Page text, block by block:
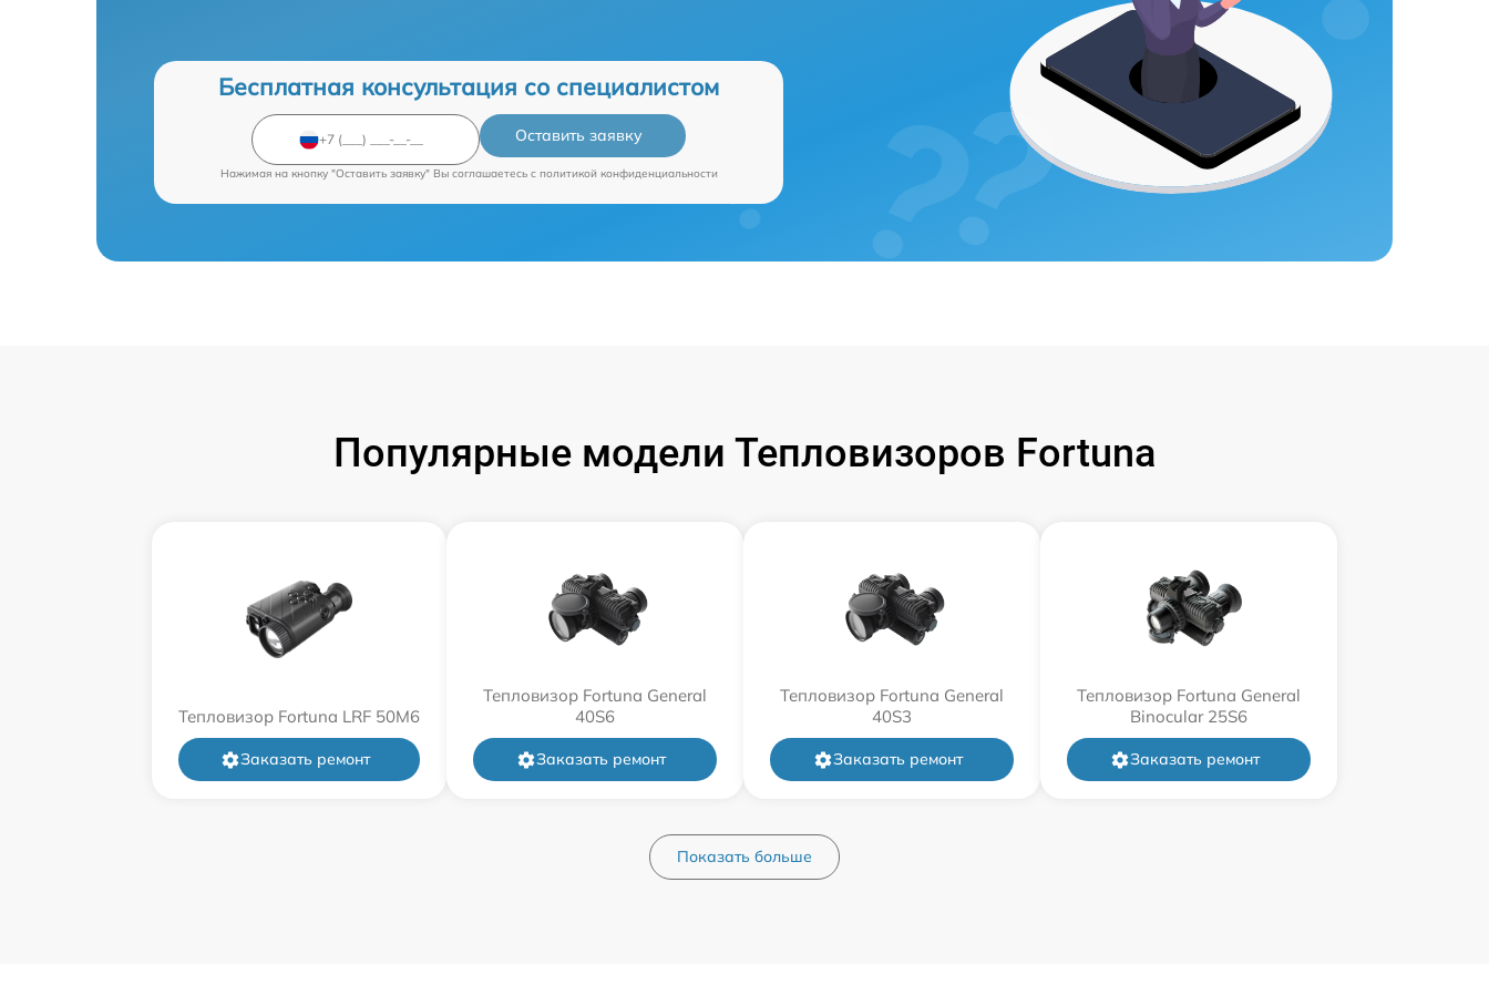
Бесплатная консультация со специалистом
Оставить заявку
Нажимая на кнопку "Оставить заявку" Вы соглашаетесь c политикой конфиденциальности
Популярные модели Тепловизоров Fortuna
Тепловизор Fortuna LRF 50M6
Заказать ремонт
Тепловизор Fortuna General
40S6
Заказать ремонт
Тепловизор Fortuna General
40S3
Заказать ремонт
Тепловизор Fortuna General
Binocular 25S6
Заказать ремонт
Показать больше